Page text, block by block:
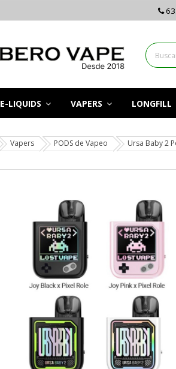
E-LIQUIDS VAPERS LONGFILL
Vapers PODS de Vapeo Ursa Baby 2